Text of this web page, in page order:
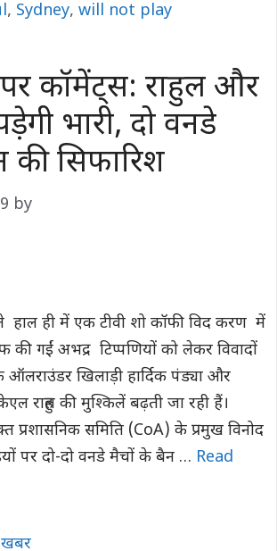
, Sydney, will not play
कॉमेंट्स: राहुल और
भारी, दो वनडे
सिफारिश
by
ही में एक टीवी शो कॉफी विद करण में
गईं अभद्र टिप्पणियों को लेकर विवादों
ऑलराउंडर खिलाड़ी हार्दिक पंड्या और
राहुल की मुश्किलें बढ़ती जा रही हैं।
प्रशासनिक समिति (CoA) के प्रमुख विनोद
पर दो-दो वनडे मैचों के बैन … Read
खबर